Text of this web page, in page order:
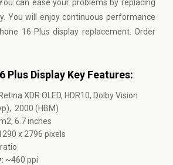
can ease your problems by replacing
You will enjoy continuous performance
16 Plus display replacement. Order
Plus Display Key Features:
XDR OLED, HDR10, Dolby Vision
2000 (HBM)
6.7 inches
x 2796 pixels
~460 ppi